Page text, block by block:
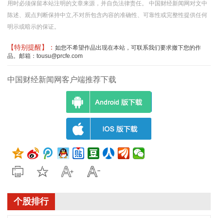
用时必须保留本站注明的文章来源，并自负法律责任。 中国财经新闻网对文中
陈述、观点判断保持中立,不对所包含内容的准确性、可靠性或完整性提供任何
明示或暗示的保证。
【特别提醒】： 如您不希望作品出现在本站，可联系我们要求撤下您的作
品。邮箱：tousu@prcfe.com
中国财经新闻网客户端推荐下载
个股排行